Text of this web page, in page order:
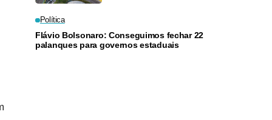
Política
Flávio Bolsonaro: Conseguimos fechar 22
palanques para governos estaduais